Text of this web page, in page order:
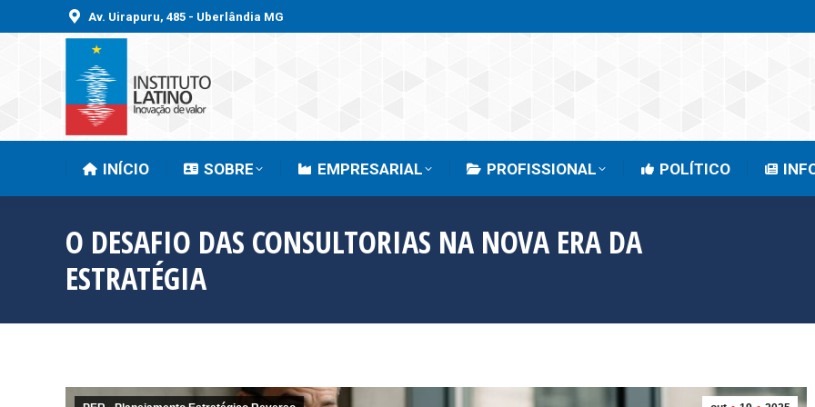
Av. Uirapuru, 485 - Uberlândia MG
INÍCIO SOBRE EMPRESARIAL PROFISSIONAL POLÍTICO
O DESAFIO DAS CONSULTORIAS NA NOVA ERA DA
ESTRATÉGIA